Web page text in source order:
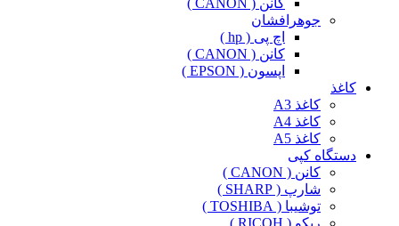
کانن ( CANON )
جوهرافشان
اچ پی ( hp )
کانن ( CANON )
اپسون ( EPSON )
کاغذ
کاغذ A3
کاغذ A4
کاغذ A5
دستگاه کپی
کانن ( CANON )
شارپ ( SHARP )
توشیبا ( TOSHIBA )